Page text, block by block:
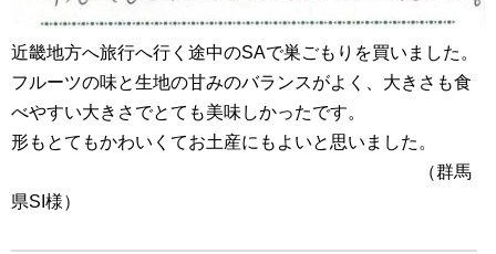
近畿地方へ旅行へ行く途中のSAで巣ごもりを買いました。
フルーツの味と生地の甘みのバランスがよく、大きさも食
べやすい大きさでとても美味しかったです。
形もとてもかわいくてお土産にもよいと思いました。
（群馬
県SI様）